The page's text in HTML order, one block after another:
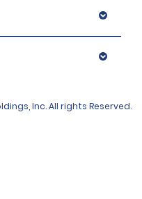
Inc. All rights Reserved.